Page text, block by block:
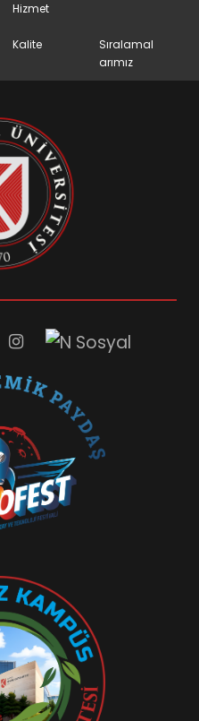
Hizmet
Kalite
Sıralamal
arımız